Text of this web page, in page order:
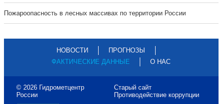
Пожароопасность в лесных массивах по территории России
НОВОСТИ
ПРОГНОЗЫ
ФАКТИЧЕСКИЕ ДАННЫЕ
О НАС
© 2026 Гидрометцентр
России
Старый сайт
Противодействие коррупции